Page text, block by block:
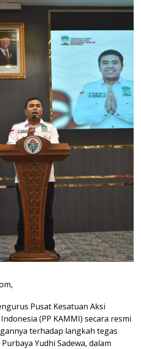
Pusat Kesatuan Aksi
(PP KAMMI) secara resmi
terhadap langkah tegas
Yudhi Sadewa, dalam